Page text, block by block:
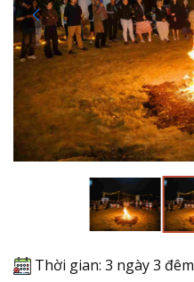
Thời gian: 3 ngày 3 đêm